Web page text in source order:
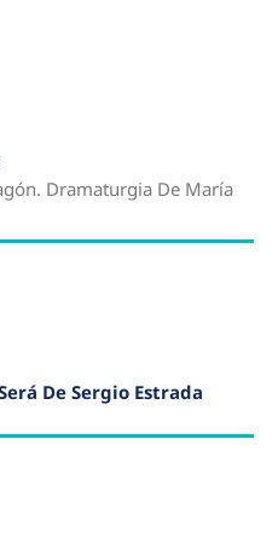
Dramaturgia De María
De Sergio Estrada